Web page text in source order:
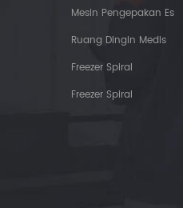
Mesin Pengepakan Es
Ruang Dingin Medis
Freezer Spiral
Freezer Spiral